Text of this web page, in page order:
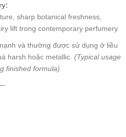
sharp botanical freshness,
lift trong contemporary perfumery
và thường được sử dụng ở liều
harsh hoặc metallic. (Typical usage
finished formula)